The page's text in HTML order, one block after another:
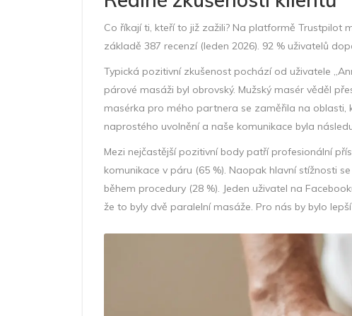
Co říkají ti, kteří to již zažili? Na platformě Trustpilot
základě 387 recenzí (leden 2026). 92 % uživatelů
Typická pozitivní zkušenost pochází od uživatele
párové masáži byl obrovský. Mužský masér věděl
masérka pro mého partnera se zaměřila na oblasti,
naprostého uvolnění a naše komunikace byla
Mezi nejčastější pozitivní body patří profesionální
komunikace v páru (65 %). Naopak hlavní stížnosti
během procedury (28 %). Jeden uživatel na
že to byly dvě paralelní masáže. Pro nás by bylo